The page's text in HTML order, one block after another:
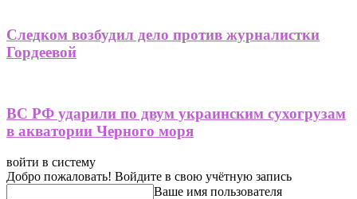
Следком возбудил дело против журналистки
Гордеевой
ВС РФ ударили по двум украинским сухогрузам
в акватории Черного моря
войти в систему
Добро пожаловать! Войдите в свою учётную запись
Ваше имя пользователя